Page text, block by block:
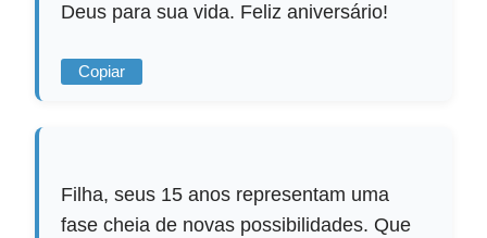
Deus para sua vida. Feliz aniversário!
Copiar
Filha, seus 15 anos representam uma
fase cheia de novas possibilidades. Que